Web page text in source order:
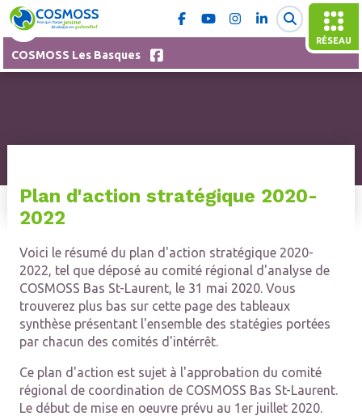
RÉSEAU
COSMOSS Les Basques
Plan d'action stratégique 2020-
2022
Voici le résumé du plan d'action stratégique 2020-
2022, tel que déposé au comité régional d'analyse de
COSMOSS Bas St-Laurent, le 31 mai 2020. Vous
trouverez plus bas sur cette page des tableaux
synthèse présentant l'ensemble des statégies portées
par chacun des comités d'intérrêt.
Ce plan d'action est sujet à l'approbation du comité
régional de coordination de COSMOSS Bas St-Laurent.
Le début de mise en oeuvre prévu au 1er juillet 2020.